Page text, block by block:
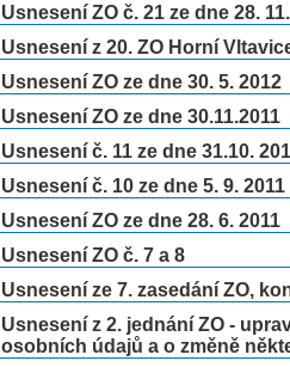
Usnesení ZO č. 21 ze dne 28.
Usnesení z 20. ZO Horní
Usnesení ZO ze dne 30. 5. 2012
Usnesení ZO ze dne 30.11.2011
Usnesení č. 11 ze dne 31.10.
Usnesení č. 10 ze dne 5. 9. 2011
Usnesení ZO ze dne 28. 6. 2011
Usnesení ZO č. 7 a 8
Usnesení ze 7. zasedání ZO,
Usnesení z 2. jednání ZO -
osobních údajů a o změně